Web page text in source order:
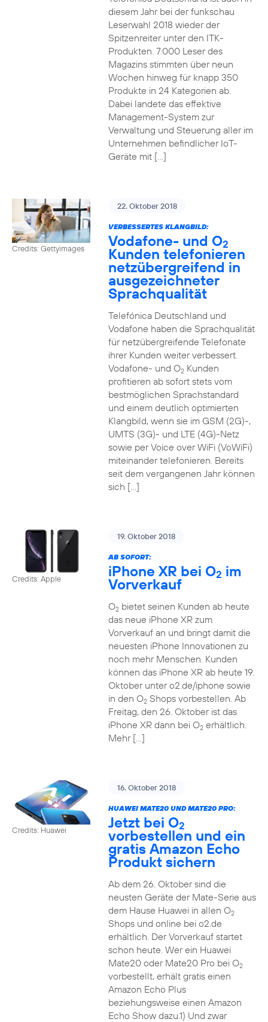
diesem Jahr bei der funkschau
Leserwahl 2018 wieder der
Spitzenreiter unter den ITK-
Produkten. 7.000 Leser des
Magazins stimmten über neun
Wochen hinweg für knapp 350
Produkte in 24 Kategorien ab.
Dabei landete das effektive
Management-System zur
Verwaltung und Steuerung aller im
Unternehmen befindlicher IoT-
Geräte mit […]
Credits: Gettyimages
22. Oktober 2018
VERBESSERTES KLANGBILD:
Vodafone- und O2
Kunden telefonieren
netzübergreifend in
ausgezeichneter
Sprachqualität
Telefónica Deutschland und
Vodafone haben die Sprachqualität
für netzübergreifende Telefonate
ihrer Kunden weiter verbessert.
Vodafone- und O2Kunden
profitieren ab sofort stets vom
bestmöglichen Sprachstandard
und einem deutlich optimierten
Klangbild, wenn sie im GSM (2G)-,
UMTS (3G)- und LTE (4G)-Netz
sowie per Voice over WiFi (VoWiFi)
miteinander telefonieren. Bereits
seit dem vergangenen Jahr können
sich […]
Credits: Apple
19. Oktober 2018
AB SOFORT:
iPhone XR bei O2 im
Vorverkauf
O2bietet seinen Kunden ab heute
das neue iPhone XR zum
Vorverkauf an und bringt damit die
neuesten iPhone Innovationen zu
noch mehr Menschen. Kunden
können das iPhone XR ab heute 19.
Oktober unter o2.de/iphone sowie
in den O2Shops vorbestellen. Ab
Freitag, den 26. Oktober ist das
iPhone XR dann bei O2erhältlich.
Mehr […]
Credits: Huawei
16. Oktober 2018
HUAWEI MATE20 UND MATE20 PRO:
Jetzt bei O2
vorbestellen und ein
gratis Amazon Echo
Produkt sichern
Ab dem 26. Oktober sind die
neusten Geräte der Mate-Serie aus
dem Hause Huawei in allen O2
Shops und online bei o2.de
erhältlich. Der Vorverkauf startet
schon heute. Wer ein Huawei
Mate20 oder Mate20 Pro bei O2
vorbestellt, erhält gratis einen
Amazon Echo Plus
beziehungsweise einen Amazon
Echo Show dazu.1) Und zwar